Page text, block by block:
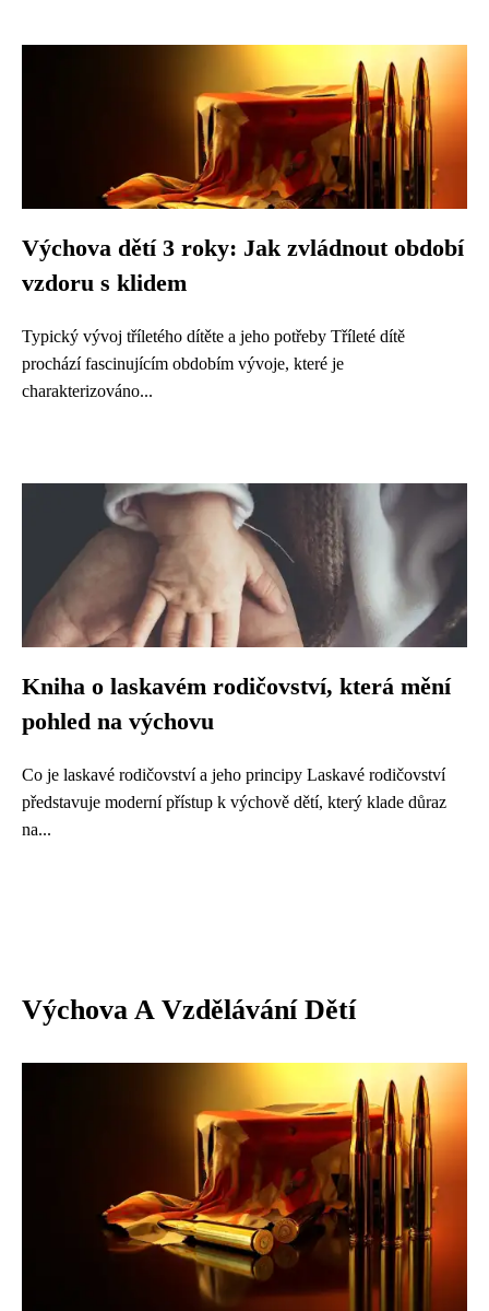
Výchova dětí 3 roky: Jak zvládnout období
vzdoru s klidem
Typický vývoj tříletého dítěte a jeho potřeby Tříleté dítě
prochází fascinujícím obdobím vývoje, které je
charakterizováno...
Kniha o laskavém rodičovství, která mění
pohled na výchovu
Co je laskavé rodičovství a jeho principy Laskavé rodičovství
představuje moderní přístup k výchově dětí, který klade důraz
na...
Výchova A Vzdělávání Dětí